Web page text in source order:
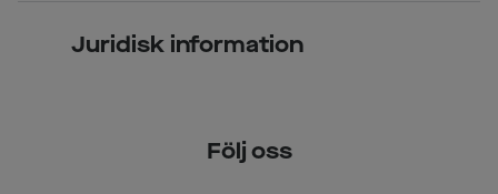
Kontaktlinser
Juridisk information
Följ oss